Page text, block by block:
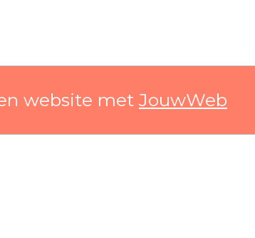
website met JouwWeb